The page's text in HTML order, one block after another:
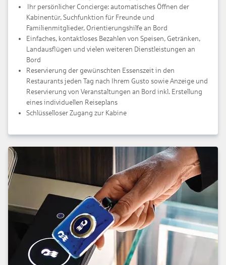
Ihr persönlicher Concierge: automatisches Öffnen der
Kabinentür, Suchfunktion für Freunde und
Familienmitglieder, Orientierungshilfe an Bord
Einfaches, kontaktloses Bezahlen von Speisen, Getränken,
Landausflügen und vielen weiteren Dienstleistungen an
Bord
Reservierung der gewünschten Essenszeit in den
Restaurants jeden Tag nach Ihrem Gusto sowie Anzeige und
Reservierung von Veranstaltungen an Bord inkl. Erstellung
eines individuellen Reiseplans
Schlüsselloser Zugang zur Kabine